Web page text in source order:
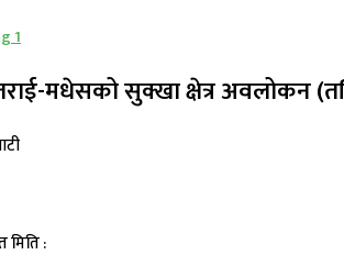
तराई-मधेसको सुक्खा क्षेत्र अवलोकन
मिति :